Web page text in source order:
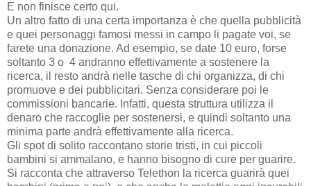
E non finisce certo qui.
Un altro fatto di una certa importanza è che quella pubblicità
e quei personaggi famosi messi in campo li pagate voi, se
farete una donazione. Ad esempio, se date 10 euro, forse
soltanto 3 o 4 andranno effettivamente a sostenere la
ricerca, il resto andrà nelle tasche di chi organizza, di chi
promuove e dei pubblicitari. Senza considerare poi le
commissioni bancarie. Infatti, questa struttura utilizza il
denaro che raccoglie per sostenersi, e quindi soltanto una
minima parte andrà effettivamente alla ricerca.
Gli spot di solito raccontano storie tristi, in cui piccoli
bambini si ammalano, e hanno bisogno di cure per guarire.
Si racconta che attraverso Telethon la ricerca guarirà quei